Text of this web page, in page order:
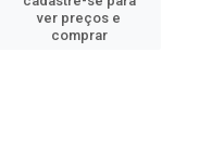
ver preços e
comprar